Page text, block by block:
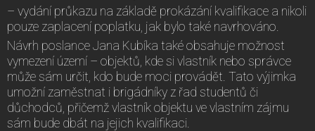
– vydání průkazu na základě prokázání kvalifikace a nikoli
pouze zaplacení poplatku, jak bylo také navrhováno.
Návrh poslance Jana Kubíka také obsahuje možnost
vymezení území – objektů, kde si vlastník nebo správce
může sám určit, kdo bude moci provádět. Tato výjimka
umožní zaměstnat i brigádníky z řad studentů či
důchodců, přičemž vlastník objektu ve vlastním zájmu
sám bude dbát na jejich kvalifikaci.